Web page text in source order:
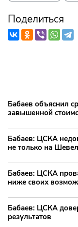
Поделиться
Бабаев объяснил
завышенной
Бабаев: ЦСКА
не только на
Бабаев: ЦСКА
ниже своих
Бабаев: ЦСКА
результатов